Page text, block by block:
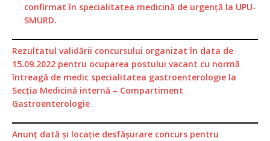
confirmat în specialitatea medicină de urgenţă la UPU-
SMURD.
Rezultatul validării concursului organizat în data de
15.09.2022 pentru ocuparea postului vacant cu normă
întreagă de medic specialitatea gastroenterologie la
Secția Medicină internă – Compartiment
Gastroenterologie
Anunț dată și locație desfășurare concurs pentru